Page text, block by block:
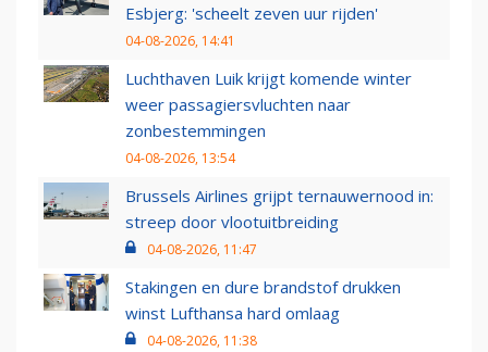
Esbjerg: 'scheelt zeven uur rijden'
04-08-2026, 14:41
Luchthaven Luik krijgt komende winter
weer passagiersvluchten naar
zonbestemmingen
04-08-2026, 13:54
Brussels Airlines grijpt ternauwernood in:
streep door vlootuitbreiding
04-08-2026, 11:47
Stakingen en dure brandstof drukken
winst Lufthansa hard omlaag
04-08-2026, 11:38